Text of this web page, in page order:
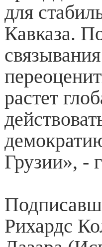
для
Кавказа.
растет
Грузии», -
Рихардс